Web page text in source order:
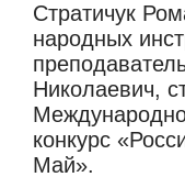
Стратичук
народных
Николаевич,
конкурс
Май».